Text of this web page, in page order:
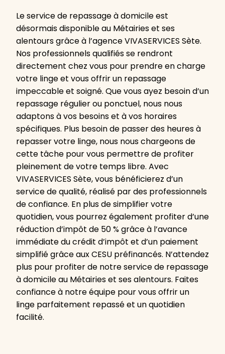
Le service de repassage à domicile est
désormais disponible au Métairies et ses
alentours grâce à l’agence VIVASERVICES Sète.
Nos professionnels qualifiés se rendront
directement chez vous pour prendre en charge
votre linge et vous offrir un repassage
impeccable et soigné. Que vous ayez besoin d’un
repassage régulier ou ponctuel, nous nous
adaptons à vos besoins et à vos horaires
spécifiques. Plus besoin de passer des heures à
repasser votre linge, nous nous chargeons de
cette tâche pour vous permettre de profiter
pleinement de votre temps libre. Avec
VIVASERVICES Sète, vous bénéficierez d’un
service de qualité, réalisé par des professionnels
de confiance. En plus de simplifier votre
quotidien, vous pourrez également profiter d’une
réduction d’impôt de 50 % grâce à l’avance
immédiate du crédit d’impôt et d’un paiement
simplifié grâce aux CESU préfinancés. N’attendez
plus pour profiter de notre service de repassage
à domicile au Métairies et ses alentours. Faites
confiance à notre équipe pour vous offrir un
linge parfaitement repassé et un quotidien
facilité.